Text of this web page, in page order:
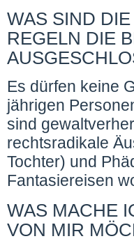
WAS SIND
REGELN DIE
Es dürfen keine
jährigen
sind
rechtsradikale
Tochter) und
Fantasiereisen
WAS MACHE
VON MIR